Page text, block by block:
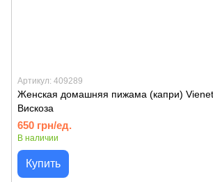
Артикул: 409289
Женская домашняя пижама (капри)
Вискоза
650 грн/ед.
В наличии
Купить